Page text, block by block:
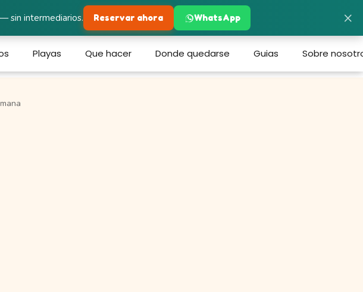
Playas Que hacer Donde quedarse Guias Sobre
×
sin intermediarios. Reservar ahora WhatsApp